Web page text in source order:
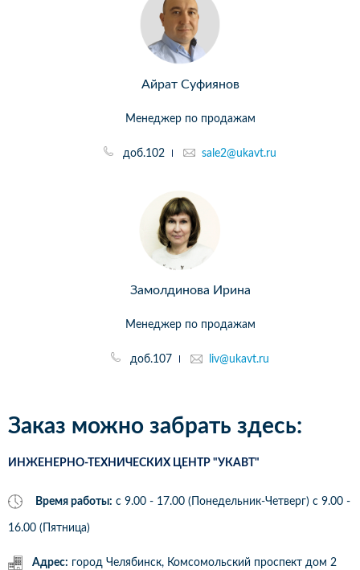
Айрат Суфиянов
Менеджер по продажам
доб.102 sale2@ukavt.ru
Замолдинова Ирина
Менеджер по продажам
доб.107 liv@ukavt.ru
Заказ можно забрать здесь:
ИНЖЕНЕРНО-ТЕХНИЧЕСКИХ ЦЕНТР "УКАВТ"
Время работы: с 9.00 - 17.00 (Понедельник-Четверг) c 9.00 -
16.00 (Пятница)
Адрес: город Челябинск, Комсомольский проспект дом 2